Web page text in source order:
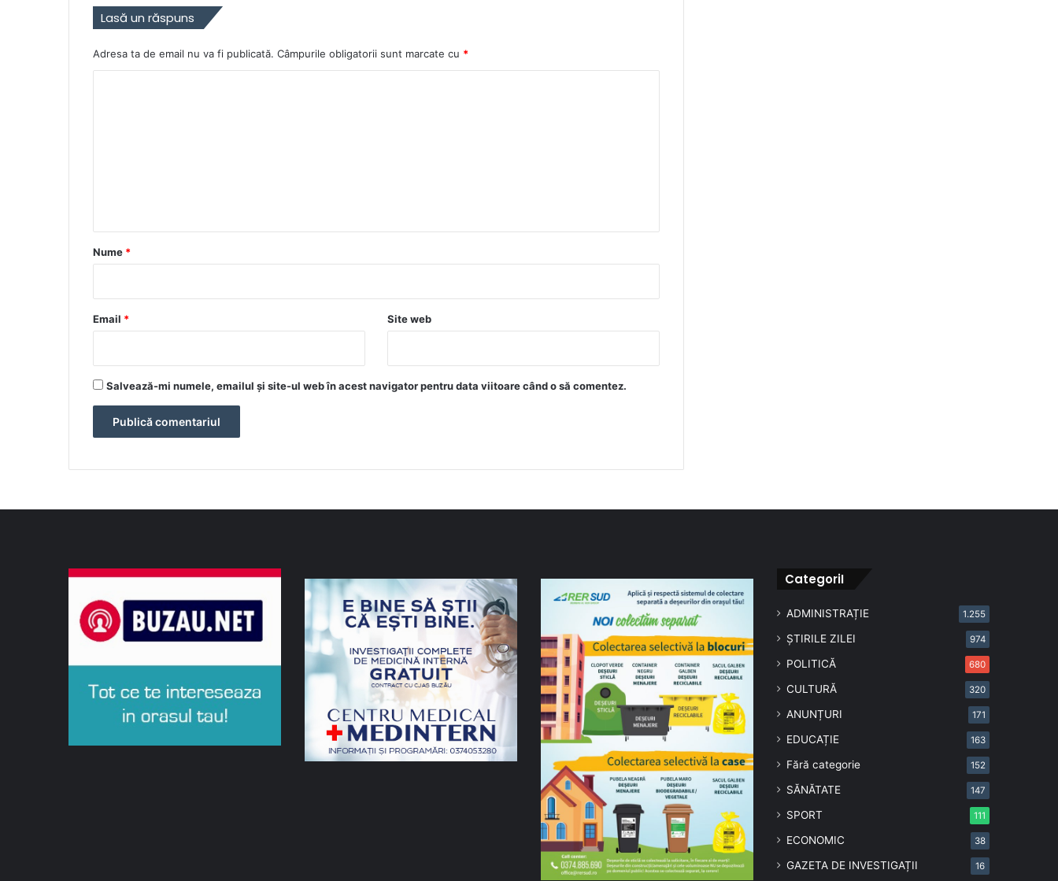
Lasă un răspuns
Adresa ta de email nu va fi publicată. Câmpurile obligatorii sunt marcate cu *
r
*
Nume *
Email * Site web
Salvează-mi numele, emailul și site-ul web în acest navigator pentru data viitoare când o să comentez.
CategoriI
ADMINISTRAȚIE 1.255
ȘTIRILE ZILEI 974
POLITICĂ 680
CULTURĂ 320
ANUNȚURI 171
EDUCAȚIE 163
Fără categorie 152
SĂNĂTATE 147
SPORT 111
ECONOMIC 38
GAZETA DE INVESTIGAȚII 16